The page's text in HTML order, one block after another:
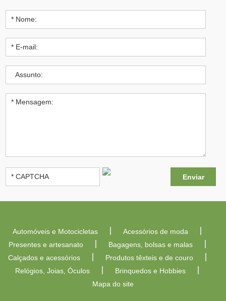
Automóveis e Motocicletas
Acessórios de moda
Presentes e artesanato
Bagagens, bolsas e malas
Calçados e acessórios
Produtos têxteis e de couro
Relógios, Joias, Óculos
Brinquedos e Hobbies
Mapa do site